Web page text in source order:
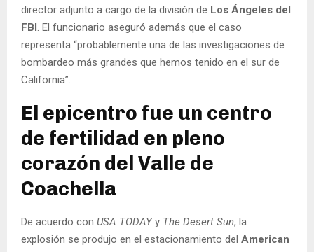
director adjunto a cargo de la división de Los Ángeles del
FBI. El funcionario aseguró además que el caso
representa “probablemente una de las investigaciones de
bombardeo más grandes que hemos tenido en el sur de
California”.
El epicentro fue un centro
de fertilidad en pleno
corazón del Valle de
Coachella
De acuerdo con USA TODAYy The Desert Sun, la
explosión se produjo en el estacionamiento del American